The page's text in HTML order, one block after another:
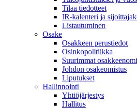
Tilaa tiedotteet
IR-kalenteri ja
Listautuminen
Osake
Osakkeen perustiedot
Osinkopolitiikka
Suurimmat
Johdon osakeomistus
Liputukset
Hallinnointi
Yhtiöjärjestys
Hallitus